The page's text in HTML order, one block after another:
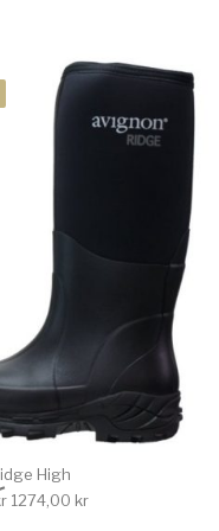
High
Det ursprungliga priset var:
1274,00 krDet nuvarande